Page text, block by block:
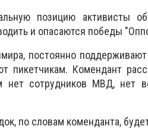
позицию
и опасаются победы
постоянно
пикетчикам. Комендант
нет сотрудников МВД, нет
по словам коменданта,